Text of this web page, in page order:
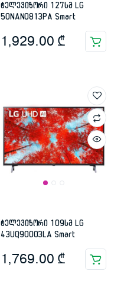
ტელევიზორი 127სმ LG
50NANO813PA Smart
1,929.00 ₾
ტელევიზორი 109სმ LG
43UQ90003LA Smart
1,769.00 ₾